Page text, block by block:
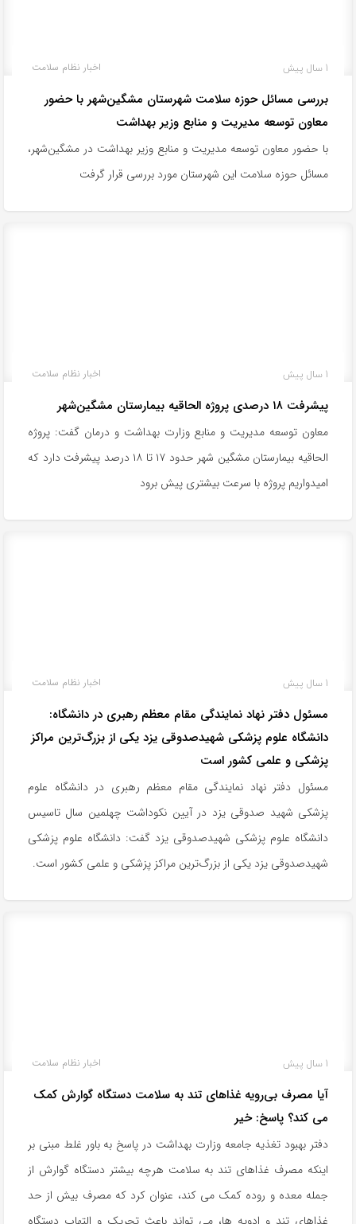
اخبار نظام سلامت 1 سال پیش
بررسی مسائل حوزه سلامت شهرستان مشگین‌شهر با حضور
معاون توسعه مدیریت و منابع وزیر بهداشت
با حضور معاون توسعه مدیریت و منابع وزیر بهداشت در مشگین‌شهر،
مسائل حوزه سلامت این شهرستان مورد بررسی قرار گرفت
اخبار نظام سلامت 1 سال پیش
پیشرفت ۱۸ درصدی پروژه الحاقیه بیمارستان مشگین‌شهر
معاون توسعه مدیریت و منابع وزارت بهداشت و درمان گفت: پروژه
الحاقیه بیمارستان مشگین شهر حدود ۱۷ تا ۱۸ درصد پیشرفت دارد که
امیدواریم پروژه با سرعت بیشتری پیش برود
اخبار نظام سلامت 1 سال پیش
مسئول دفتر نهاد نمایندگی مقام معظم رهبری در دانشگاه:
دانشگاه علوم پزشکی شهیدصدوقی یزد یکی از بزرگ‌ترین مراکز
پزشکی و علمی کشور است
مسئول دفتر نهاد نمایندگی مقام معظم رهبری در دانشگاه علوم
پزشکی شهید صدوقی یزد در آیین نکوداشت چهلمین سال تاسیس
دانشگاه علوم پزشکی شهیدصدوقی یزد گفت: دانشگاه علوم پزشکی
شهیدصدوقی یزد یکی از بزرگ‌ترین مراکز پزشکی و علمی کشور است.
اخبار نظام سلامت 1 سال پیش
آیا مصرف بی‌رویه غذاهای تند به سلامت دستگاه گوارش کمک
می کند؟ پاسخ: خیر
دفتر بهبود تغذیه جامعه وزارت بهداشت در پاسخ به باور غلط مبنی بر
اینکه مصرف غذاهای تند به سلامت هرچه بیشتر دستگاه گوارش از
جمله معده و روده کمک می کند، عنوان کرد که مصرف بیش از حد